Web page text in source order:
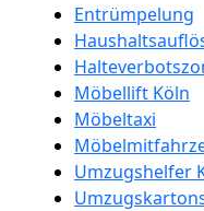
Entrümpelung
Möbellift Köln
Möbeltaxi
Umzugshelfer